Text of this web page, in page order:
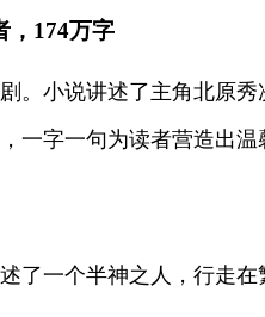
，174万字
。小说讲述了主角北原
一字一句为读者营造出温
了一个半神之人，行走